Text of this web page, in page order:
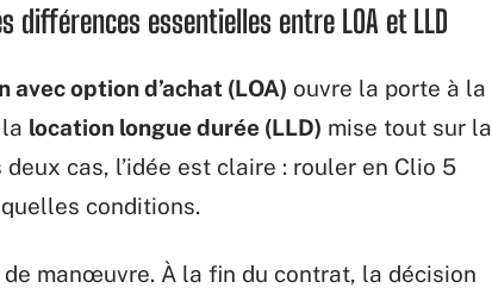
essentielles entre LOA et LLD
avec option d’achat (LOA) ouvre la porte à la
location longue durée (LLD) mise tout sur la
cas, l’idée est claire : rouler en Clio 5
conditions.
manœuvre. À la fin du contrat, la décision